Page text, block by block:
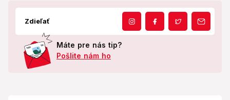
Zdieľať
Máte pre nás tip?
Pošlite nám ho